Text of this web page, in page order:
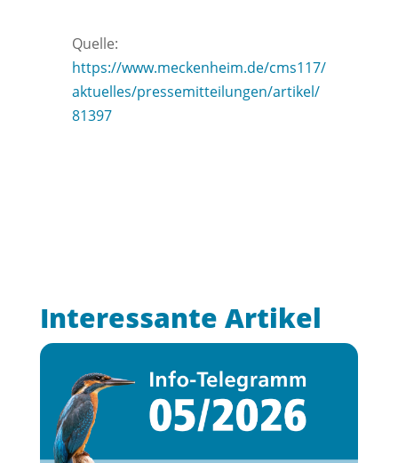
Quelle:
https://www.meckenheim.de/cms117/
aktuelles/pressemitteilungen/artikel/
81397
Interessante Artikel